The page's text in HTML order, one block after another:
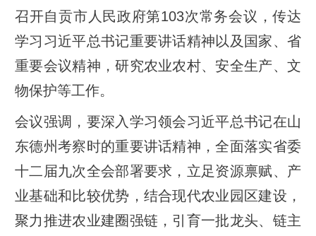
召开自贡市人民政府第103次常务会议，传达
学习习近平总书记重要讲话精神以及国家、省
重要会议精神，研究农业农村、安全生产、文
物保护等工作。
会议强调，要深入学习领会习近平总书记在山
东德州考察时的重要讲话精神，全面落实省委
十二届九次全会部署要求，立足资源禀赋、产
业基础和比较优势，结合现代农业园区建设，
聚力推进农业建圈强链，引育一批龙头、链主